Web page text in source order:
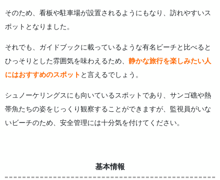
そのため、看板や駐車場が設置されるようにもなり、訪れやすいス
ポットとなりました。
それでも、ガイドブックに載っているような有名ビーチと比べると
ひっそりとした雰囲気を味わえるため、 静かな旅行を楽しみたい人
にはおすすめのスポット と言えるでしょう。
シュノーケリングスにも向いているスポットであり、サンゴ礁や熱
帯魚たちの姿をじっくり観察することができますが、監視員がいな
いビーチのため、安全管理には十分気を付けてください。
基本情報